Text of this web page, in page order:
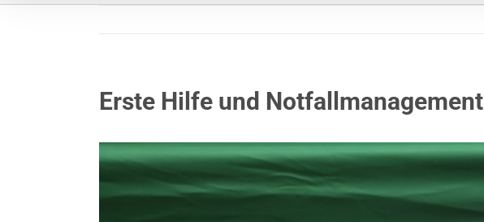
Erste Hilfe und Notfallmanagement
Zeige
grösseres
Bild